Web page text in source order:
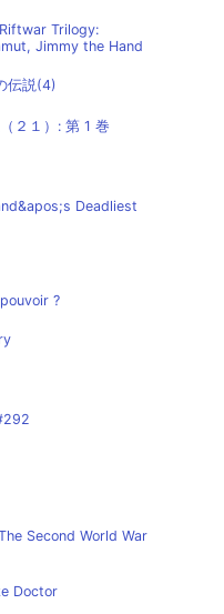
Trilogy:
Jimmy the Hand
伝説(4)
２１）: 第 1 巻
Deadliest
?
Second World War
Doctor